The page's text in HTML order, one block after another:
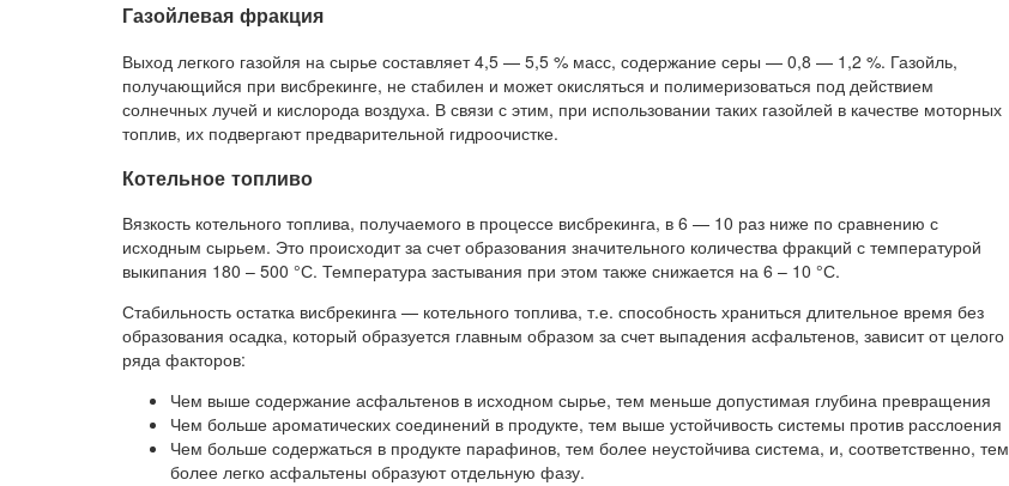
Газойлевая фракция
Выход легкого газойля на сырье составляет 4,5 — 5,5 % масс, содержание серы — 0,8 — 1,2 %. Газойль,
получающийся при висбрекинге, не стабилен и может окисляться и полимеризоваться под действием
солнечных лучей и кислорода воздуха. В связи с этим, при использовании таких газойлей в качестве моторных
топлив, их подвергают предварительной гидроочистке.
Котельное топливо
Вязкость котельного топлива, получаемого в процессе висбрекинга, в 6 — 10 раз ниже по сравнению с
исходным сырьем. Это происходит за счет образования значительного количества фракций с температурой
выкипания 180 – 500 °С. Температура застывания при этом также снижается на 6 – 10 °С.
Стабильность остатка висбрекинга — котельного топлива, т.е. способность храниться длительное время без
образования осадка, который образуется главным образом за счет выпадения асфальтенов, зависит от целого
ряда факторов:
Чем выше содержание асфальтенов в исходном сырье, тем меньше допустимая глубина превращения
Чем больше ароматических соединений в продукте, тем выше устойчивость системы против расслоения
Чем больше содержаться в продукте парафинов, тем более неустойчива система, и, соответственно, тем
более легко асфальтены образуют отдельную фазу.